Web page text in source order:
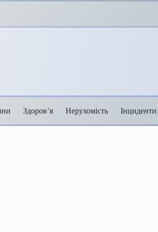
Здоров’я Нерухомість Інциденти